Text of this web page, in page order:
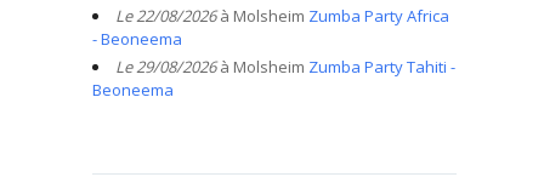
Le 22/08/2026à Molsheim Zumba Party Africa
- Beoneema
Le 29/08/2026à Molsheim Zumba Party Tahiti -
Beoneema